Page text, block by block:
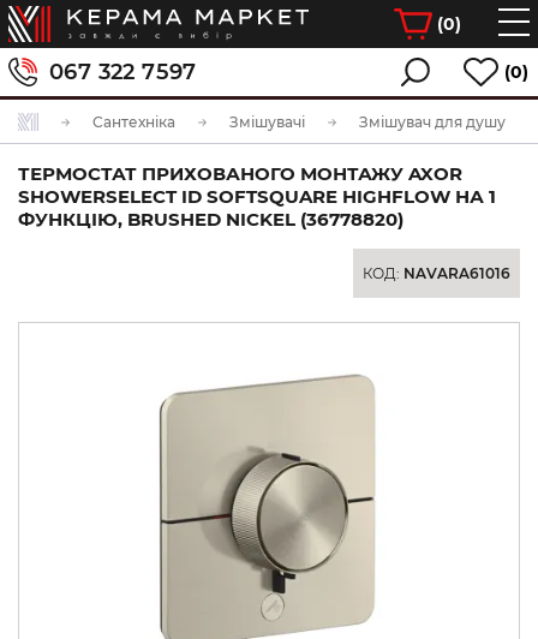
(0)
067 322 7597 (0)
Сантехніка Змішувачі Змішувач для душу
ТЕРМОСТАТ ПРИХОВАНОГО МОНТАЖУ AXOR
SHOWERSELECT ID SOFTSQUARE HIGHFLOW НА 1
ФУНКЦІЮ, BRUSHED NICKEL (36778820)
КОД: NAVARA61016